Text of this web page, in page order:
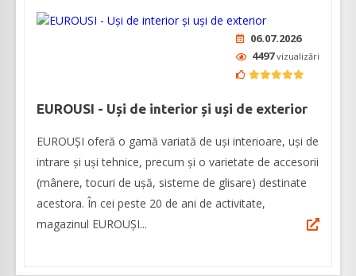
06.07.2026
4497vizualizări
EUROUSI - Uși de interior și uși de exterior
EUROUȘI oferă o gamă variată de uși interioare, uşi de
intrare şi uşi tehnice, precum și o varietate de accesorii
(mânere, tocuri de ușă, sisteme de glisare) destinate
acestora. În cei peste 20 de ani de activitate,
magazinul EUROUŞI...